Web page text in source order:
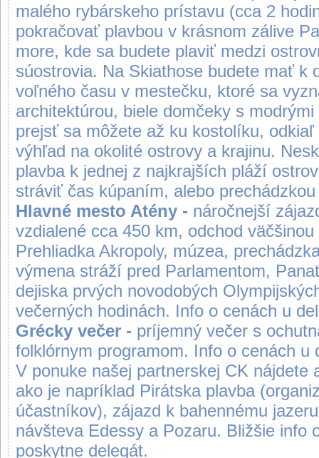
malého rybárskeho prístavu (cca 2
pokračovať plavbou v krásnom zálive
more, kde sa budete plaviť medzi
súostrovia. Na Skiathose budete mať k
voľného času v mestečku, ktoré sa
architektúrou, biele domčeky s
prejsť sa môžete až ku kostolíku,
výhľad na okolité ostrovy a krajinu.
plavba k jednej z najkrajších pláží
stráviť čas kúpaním, alebo
Hlavné mesto Atény - náročnejší
vzdialené cca 450 km, odchod
Prehliadka Akropoly, múzea,
výmena stráží pred Parlamentom,
dejiska prvých novodobých
večerných hodinách. Info o cenách
Grécky večer - príjemný večer s
folklórnym programom. Info o cenách u
V ponuke našej partnerskej CK nájdete
ako je napríklad Pirátska plavba
účastníkov), zájazd k bahennému
návšteva Edessy a Pozaru. Bližšie info
poskytne delegát.